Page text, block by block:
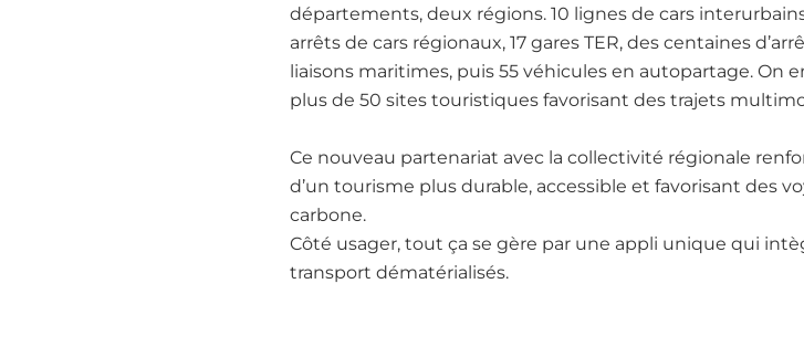
départements, deux régions. 10 lignes de cars
arrêts de cars régionaux, 17 gares TER, des centaines
liaisons maritimes, puis 55 véhicules en autopartage. On
plus de 50 sites touristiques favorisant des trajets
Ce nouveau partenariat avec la collectivité régionale
d’un tourisme plus durable, accessible et favorisant des
carbone.
Côté usager, tout ça se gère par une appli unique qui
transport dématérialisés.